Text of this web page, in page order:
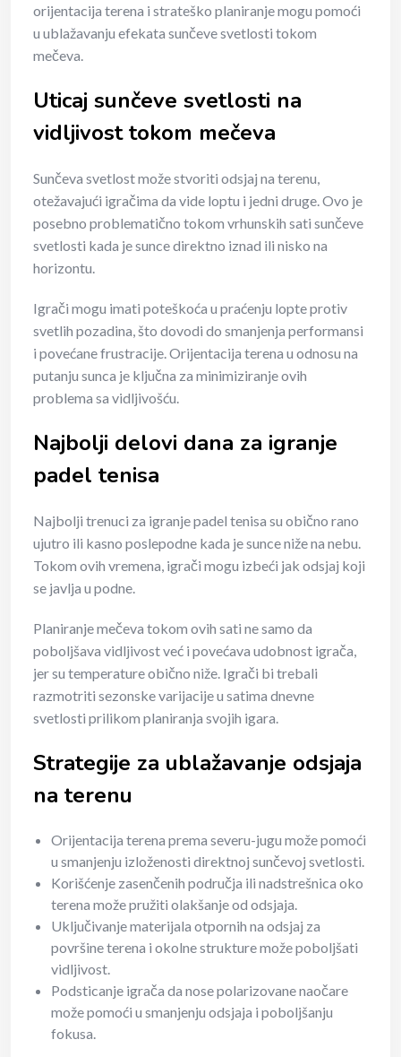
orijentacija terena i strateško planiranje mogu pomoći
u ublažavanju efekata sunčeve svetlosti tokom
mečeva.
Uticaj sunčeve svetlosti na
vidljivost tokom mečeva
Sunčeva svetlost može stvoriti odsjaj na terenu,
otežavajući igračima da vide loptu i jedni druge. Ovo je
posebno problematično tokom vrhunskih sati sunčeve
svetlosti kada je sunce direktno iznad ili nisko na
horizontu.
Igrači mogu imati poteškoća u praćenju lopte protiv
svetlih pozadina, što dovodi do smanjenja performansi
i povećane frustracije. Orijentacija terena u odnosu na
putanju sunca je ključna za minimiziranje ovih
problema sa vidljivošću.
Najbolji delovi dana za igranje
padel tenisa
Najbolji trenuci za igranje padel tenisa su obično rano
ujutro ili kasno poslepodne kada je sunce niže na nebu.
Tokom ovih vremena, igrači mogu izbeći jak odsjaj koji
se javlja u podne.
Planiranje mečeva tokom ovih sati ne samo da
poboljšava vidljivost već i povećava udobnost igrača,
jer su temperature obično niže. Igrači bi trebali
razmotriti sezonske varijacije u satima dnevne
svetlosti prilikom planiranja svojih igara.
Strategije za ublažavanje odsjaja
na terenu
Orijentacija terena prema severu-jugu može pomoći
u smanjenju izloženosti direktnoj sunčevoj svetlosti.
Korišćenje zasenčenih područja ili nadstrešnica oko
terena može pružiti olakšanje od odsjaja.
Uključivanje materijala otpornih na odsjaj za
površine terena i okolne strukture može poboljšati
vidljivost.
Podsticanje igrača da nose polarizovane naočare
može pomoći u smanjenju odsjaja i poboljšanju
fokusa.